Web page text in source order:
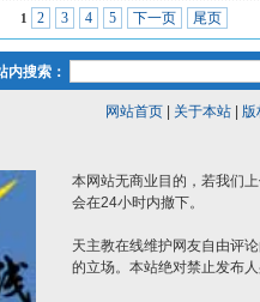
1 2 3 4 5 下一页 尾页
内搜索：
网站首页| 关于本站| 版
本网站无商业目的，若我们
会在24小时内撤下。
天主教在线维护网友自由评
的立场。本站绝对禁止发布